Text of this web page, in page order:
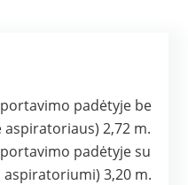
padėtyje be
2,72 m.
padėtyje su
3,20 m.